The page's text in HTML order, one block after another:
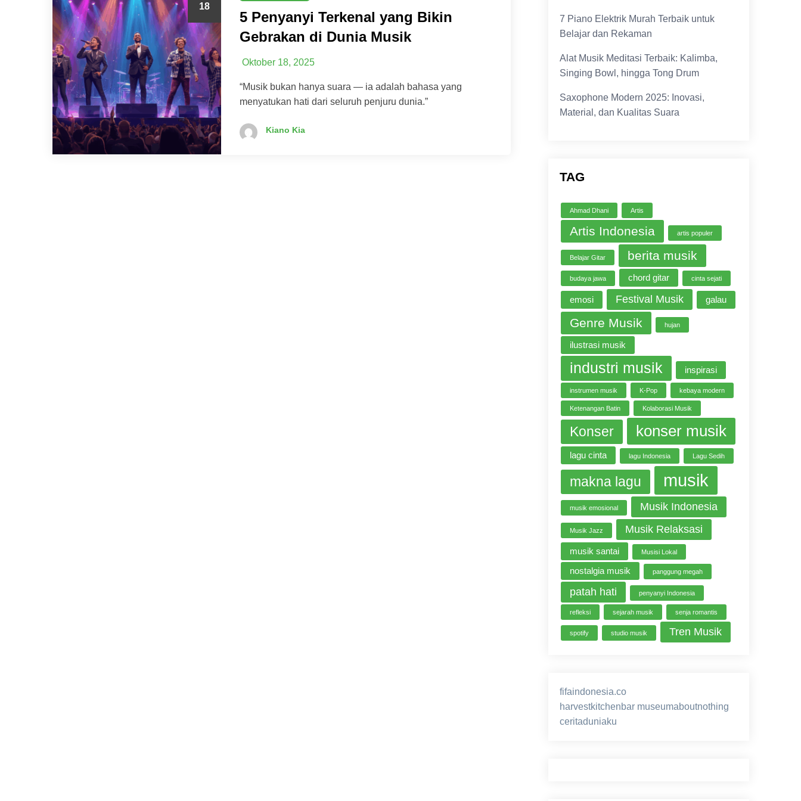
18
5 Penyanyi Terkenal yang Bikin
Gebrakan di Dunia Musik
Oktober 18, 2025
“Musik bukan hanya suara — ia adalah bahasa yang
menyatukan hati dari seluruh penjuru dunia.”
Kiano Kia
7 Piano Elektrik Murah Terbaik untuk
Belajar dan Rekaman
Alat Musik Meditasi Terbaik: Kalimba,
Singing Bowl, hingga Tong Drum
Saxophone Modern 2025: Inovasi,
Material, dan Kualitas Suara
TAG
Ahmad Dhani Artis
Artis Indonesia artis populer
Belajar Gitar berita musik
budaya jawa chord gitar cinta sejati
emosi Festival Musik galau
Genre Musik hujan
ilustrasi musik
industri musik inspirasi
instrumen musik K-Pop kebaya modern
Ketenangan Batin Kolaborasi Musik
Konser konser musik
lagu cinta lagu Indonesia Lagu Sedih
makna lagu musik
musik emosional Musik Indonesia
Musik Jazz Musik Relaksasi
musik santai Musisi Lokal
nostalgia musik panggung megah
patah hati penyanyi Indonesia
refleksi sejarah musik senja romantis
spotify studio musik Tren Musik
fifaindonesia.co
harvestkitchenbar museumaboutnothing
ceritaduniaku